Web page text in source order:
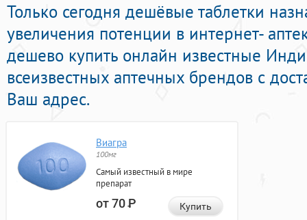
Только сегодня дешёвые таблетки
увеличения потенции в интернет-
дешево купить онлайн известные
всеизвестных аптечных брендов с
Ваш адрес.
Виагра
100мг
Самый известный в мире
препарат
от 70Р Купить